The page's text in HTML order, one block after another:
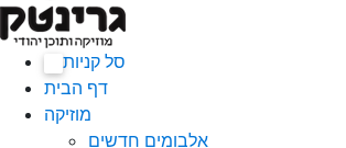
סל קניות
דף הבית
מוזיקה
אלבומים חדשים